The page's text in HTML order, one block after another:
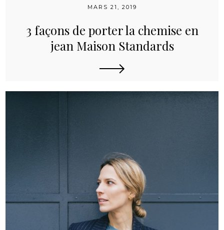
MARS 21, 2019
3 façons de porter la chemise en
jean Maison Standards